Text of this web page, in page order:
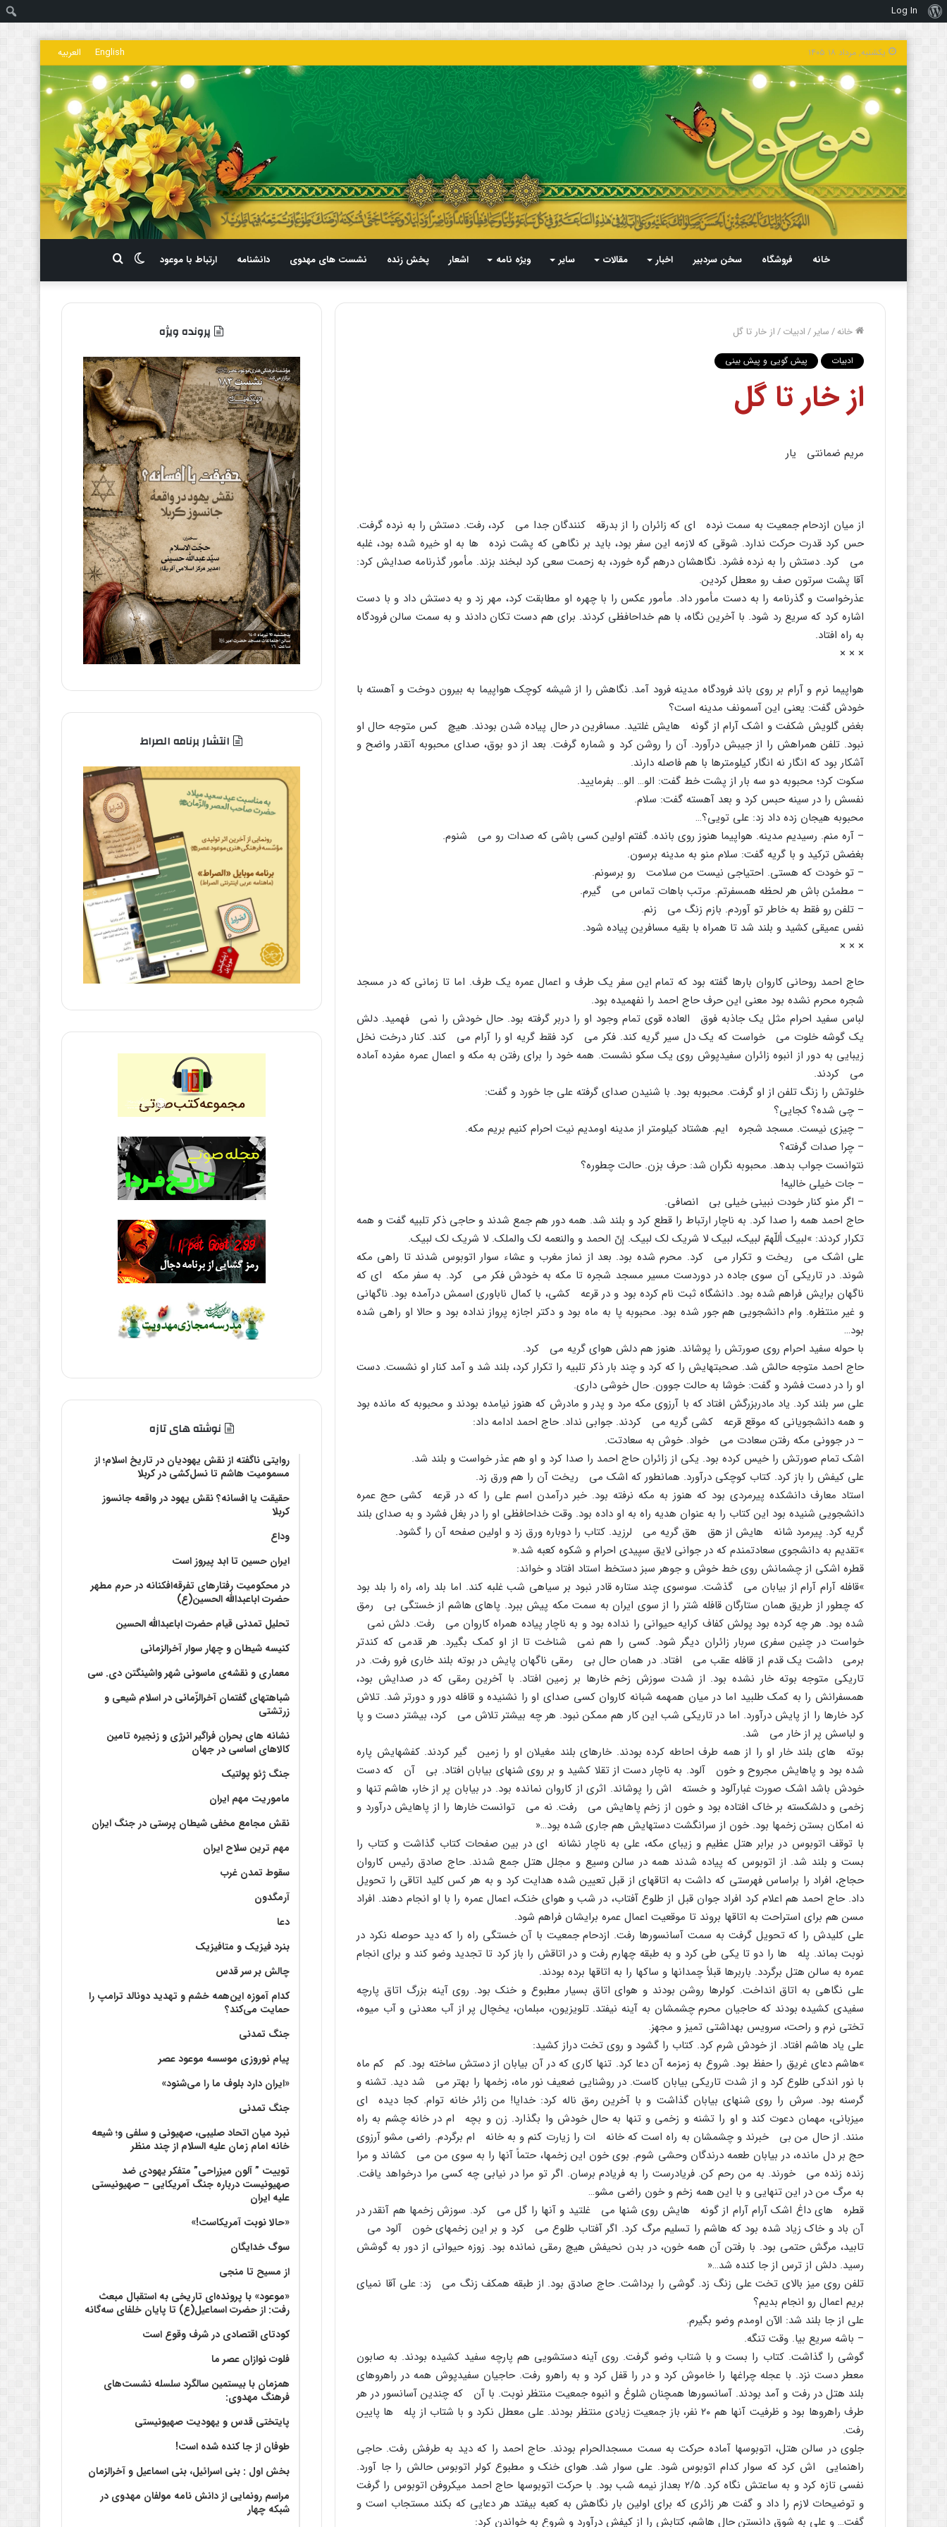
درباره
وردپرس
Log In
یکشنبه, مرداد ۱۸ ۱۴۰۵ English العربیه
خانه فروشگاه سخن سردبیر اخبار مقالات سایر ویژه نامه اشعار پخش زنده نشست های مهدوی دانشنامه ارتباط با موعود
برای
تغییر
پوسته
خانه/سایر /ادبیات/از خار تا گل
ادبیات پیش گویی و پیش بینی
از خار تا گل
مریم ضمانتى یار
از میان ازدحام جمعیت به سمت نرده اى که زائران را از بدرقه کنندگان جدا مى کرد، رفت. دستش را به نرده گرفت.
حس کرد قدرت حرکت ندارد. شوقى که لازمه این سفر بود، باید بر نگاهى که پشت نرده ها به او خیره شده بود، غلبه
مى کرد. دستش را به نرده فشرد. نگاهشان درهم گره خورد، به زحمت سعى کرد لبخند بزند. مأمور گذرنامه صدایش کرد:
آقا پشت سرتون صف رو معطل کردین.
عذرخواست و گذرنامه را به دست مأمور داد. مأمور عکس را با چهره او مطابقت کرد، مهر زد و به دستش داد و با دست
اشاره کرد که سریع رد شود. با آخرین نگاه، با هم خداحافظى کردند. براى هم دست تکان دادند و به سمت سالن فرودگاه
به راه افتاد.
× × ×
هواپیما نرم و آرام بر روى باند فرودگاه مدینه فرود آمد. نگاهش را از شیشه کوچک هواپیما به بیرون دوخت و آهسته با
خودش گفت: یعنى این آسمونف مدینه است؟
بغض گلویش شکفت و اشک آرام از گونه هایش غلتید. مسافرین در حال پیاده شدن بودند. هیچ کس متوجه حال او
نبود. تلفن همراهش را از جیبش درآورد. آن را روشن کرد و شماره گرفت. بعد از دو بوق، صداى محبوبه آنقدر واضح و
آشکار بود که انگار نه انگار کیلومترها با هم فاصله دارند.
سکوت کرد؛ محبوبه دو سه بار از پشت خط گفت: الو… الو… بفرمایید.
نفسش را در سینه حبس کرد و بعد آهسته گفت: سلام.
محبوبه هیجان زده داد زد: على تویى؟…
– آره منم. رسیدیم مدینه. هواپیما هنوز روى بانده. گفتم اولین کسى باشى که صدات رو مى شنوم.
بغضش ترکید و با گریه گفت: سلام منو به مدینه برسون.
– تو خودت که هستى. احتیاجى نیست من سلامت رو برسونم.
– مطمئن باش هر لحظه همسفرتم. مرتب باهات تماس مى گیرم.
– تلفن رو فقط به خاطر تو آوردم. بازم زنگ مى زنم.
نفس عمیقى کشید و بلند شد تا همراه با بقیه مسافرین پیاده شود.
× × ×
حاج احمد روحانى کاروان بارها گفته بود که تمام این سفر یک طرف و اعمال عمره یک طرف. اما تا زمانى که در مسجد
شجره محرم نشده بود معنى این حرف حاج احمد را نفهمیده بود.
لباس سفید احرام مثل یک جاذبه فوق العاده قوى تمام وجود او را دربر گرفته بود. حال خودش را نمى فهمید. دلش
یک گوشه خلوت مى خواست که یک دل سیر گریه کند. فکر مى کرد فقط گریه او را آرام مى کند. کنار درخت نخل
زیبایى به دور از انبوه زائران سفیدپوش روى یک سکو نشست. همه خود را براى رفتن به مکه و اعمال عمره مفرده آماده
مى کردند.
خلوتش را زنگ تلفن از او گرفت. محبوبه بود. با شنیدن صداى گرفته على جا خورد و گفت:
– چى شده؟ کجایى؟
– چیزى نیست. مسجد شجره ایم. هشتاد کیلومتر از مدینه اومدیم نیت احرام کنیم بریم مکه.
– چرا صدات گرفته؟
نتوانست جواب بدهد. محبوبه نگران شد: حرف بزن. حالت چطوره؟
– جات خیلى خالیه!
– اگر منو کنار خودت نبینى خیلى بى انصافى.
حاج احمد همه را صدا کرد. به ناچار ارتباط را قطع کرد و بلند شد. همه دور هم جمع شدند و حاجى ذکر تلبیه گفت و همه
تکرار کردند: »لبیک أللّهمّ لبیک، لبیک لا شریک لک لبیک. إنّ الحمد و والنعمه لک والملک. لا شریک لک لبیک.
على اشک مى ریخت و تکرار مى کرد. محرم شده بود. بعد از نماز مغرب و عشاء سوار اتوبوس شدند تا راهى مکه
شوند. در تاریکى آن سوى جاده در دوردست مسیر مسجد شجره تا مکه به خودش فکر مى کرد. به سفر مکه اى که
ناگهان برایش فراهم شده بود. دانشگاه ثبت نام کرده بود و در قرعه کشى، با کمال ناباورى اسمش درآمده بود. ناگهانى
و غیر منتظره. وام دانشجویى هم جور شده بود. محبوبه پا به ماه بود و دکتر اجازه پرواز نداده بود و حالا او راهى شده
بود…
با حوله سفید احرام روى صورتش را پوشاند. هنوز هم دلش هواى گریه مى کرد.
حاج احمد متوجه حالش شد. صحبتهایش را که کرد و چند بار ذکر تلبیه را تکرار کرد، بلند شد و آمد کنار او نشست. دست
او را در دست فشرد و گفت: خوشا به حالت جوون. حال خوشى دارى.
على سر بلند کرد. یاد مادربزرگش افتاد که با آرزوى مکه مرد و پدر و مادرش که هنوز نیامده بودند و محبوبه که مانده بود
و همه دانشجویانى که موقع قرعه کشى گریه مى کردند. جوابى نداد. حاج احمد ادامه داد:
– در جوونى مکه رفتن سعادت مى خواد. خوش به سعادتت.
اشک تمام صورتش را خیس کرده بود. یکى از زائران حاج احمد را صدا کرد و او هم عذر خواست و بلند شد.
على کیفش را باز کرد. کتاب کوچکى درآورد. همانطور که اشک مى ریخت آن را هم ورق زد.
استاد معارف دانشکده پیرمردى بود که هنوز به مکه نرفته بود. خبر درآمدن اسم على را که در قرعه کشى حج عمره
دانشجویى شنیده بود این کتاب را به عنوان هدیه راه به او داده بود. وقت خداحافظى او را در بغل فشرد و به صداى بلند
گریه کرد. پیرمرد شانه هایش از هق هق گریه مى لرزید. کتاب را دوباره ورق زد و اولین صفحه آن را گشود.
»تقدیم به دانشجوى سعادتمندم که در جوانى لایق سپیدى احرام و شکوه کعبه شد.«
قطره اشکى از چشمانش روى خط خوش و جوهر سبز دستخط استاد افتاد و خواند:
»قافله آرام آرام از بیابان مى گذشت. سوسوى چند ستاره قادر نبود بر سیاهى شب غلبه کند. اما بلد راه، راه را بلد بود
که چطور از طریق همان ستارگان قافله شتر را از سوى ایران به سمت مکه پیش ببرد. پاهاى هاشم از خستگى بى رمق
شده بود. هر چه کرده بود پولش کفاف کرایه حیوانى را نداده بود و به ناچار پیاده همراه کاروان مى رفت. دلش نمى
خواست در چنین سفرى سربار زائران دیگر شود. کسى را هم نمى شناخت تا از او کمک بگیرد. هر قدمى که کندتر
برمى داشت یک قدم از قافله عقب مى افتاد. در همان حال بى رمقى ناگهان پایش در بوته بلند خارى فرو رفت. در
تاریکى متوجه بوته خار نشده بود. از شدت سوزش زخم خارها بر زمین افتاد. با آخرین رمقى که در صدایش بود،
همسفرانش را به کمک طلبید اما در میان همهمه شبانه کاروان کسى صداى او را نشنیده و قافله دور و دورتر شد. تلاش
کرد خارها را از پایش درآورد. اما در تاریکى شب این کار هم ممکن نبود. هر چه بیشتر تلاش مى کرد، بیشتر دست و پا
و لباسش پر از خار مى شد.
بوته هاى بلند خار او را از همه طرف احاطه کرده بودند. خارهاى بلند مغیلان او را زمین گیر کردند. کفشهایش پاره
شده بود و پاهایش مجروح و خون آلود. به ناچار دست از تقلا کشید و بر روى شنهاى بیابان افتاد. بى آن که دست
خودش باشد اشک صورت غبارآلود و خسته اش را پوشاند. اثرى از کاروان نمانده بود. در بیابان پر از خار، هاشم تنها و
زخمى و دلشکسته بر خاک افتاده بود و خون از زخم پاهایش مى رفت. نه مى توانست خارها را از پاهایش درآورد و
نه امکان بستن زخمها بود. خون از سرانگشت دستهایش هم جارى شده بود…«
با توقف اتوبوس در برابر هتل عظیم و زیباى مکه، على به ناچار نشانه اى در بین صفحات کتاب گذاشت و کتاب را
بست و بلند شد. از اتوبوس که پیاده شدند همه در سالن وسیع و مجلل هتل جمع شدند. حاج صادق رئیس کاروان
حجاج، افراد را براساس فهرستى که داشت به اتاقهاى از قبل تعیین شده هدایت کرد و به هر کس کلید اتاقى را تحویل
داد. حاج احمد هم اعلام کرد افراد جوان قبل از طلوع آفتاب، در شب و هواى خنک، اعمال عمره را با او انجام دهند. افراد
مسن هم براى استراحت به اتاقها بروند تا موقعیت اعمال عمره برایشان فراهم شود.
على کلیدش را که تحویل گرفت به سمت آسانسورها رفت. ازدحام جمعیت با آن خستگى راه را که دید حوصله نکرد در
نوبت بماند. پله ها را دو تا یکى طى کرد و به طبقه چهارم رفت و در اتاقش را باز کرد تا تجدید وضو کند و براى انجام
عمره به سالن هتل برگردد. باربرها قبلاً چمدانها و ساکها را به اتاقها برده بودند.
على نگاهى به اتاق انداخت. کولرها روشن بودند و هواى اتاق بسیار مطبوع و خنک بود. روى آینه بزرگ اتاق پارچه
سفیدى کشیده بودند که حاجیان محرم چشمشان به آینه نیفتد. تلویزیون، مبلمان، یخچال پر از آب معدنى و آب میوه،
تختى نرم و راحت، سرویس بهداشتى تمیز و مجهز.
على یاد هاشم افتاد. از خودش شرم کرد. کتاب را گشود و روى تخت دراز کشید:
»هاشم دعاى غریق را حفظ بود. شروع به زمزمه آن دعا کرد. تنها کارى که در آن بیابان از دستش ساخته بود. کم کم ماه
با نور اندکى طلوع کرد و از شدت تاریکى بیابان کاست. در روشنایى ضعیف نور ماه، زخمها را بهتر مى شد دید. تشنه و
گرسنه بود. سرش را روى شنهاى بیابان گذاشت و با آخرین رمق ناله کرد: خدایا! من زائر خانه توام. کجا دیده اى
میزبانى، مهمان دعوت کند و او را تشنه و زخمى و تنها به حال خودش وا بگذارد. زن و بچه ام در خانه چشم به راه
منند. از حال من بى خبرند و چشمشان به راه است که خانه ات را زیارت کنم و به خانه ام برگردم. راضى مشو آرزوى
حج بر دل مانده، در بیابان طعمه درندگان وحشى شوم. بوى خون این زخمها، حتماً آنها را به سوى من مى کشاند و مرا
زنده زنده مى خورند. به من رحم کن. فریادرست را به فریادم برسان. اگر تو مرا در نیابى چه کسى مرا درخواهد یافت.
به مرگ من در این تنهایى و با این همه زخم و خون راضى مشو…
قطره هاى داغ اشک آرام آرام از گونه هایش روى شنها مى غلتید و آنها را گل مى کرد. سوزش زخمها هم آنقدر در
آن باد و خاک زیاد شده بود که هاشم را تسلیم مرگ کرد. اگر آفتاب طلوع مى کرد و بر این زخمهاى خون آلود مى
تابید، مرگش حتمى بود. با رفتن آن همه خون، در بدن نحیفش هیچ رمقى نمانده بود. زوزه حیوانى از دور به گوشش
رسید. دلش از ترس از جا کنده شد…«
تلفن روى میز بالاى تخت على زنگ زد. گوشى را برداشت. حاج صادق بود. از طبقه همکف زنگ مى زد: على آقا نمیاى
بریم اعمال رو انجام بدیم؟
على از جا بلند شد: الآن اومدم وضو بگیرم.
– باشه سریع بیا. وقت تنگه.
گوشى را گذاشت. کتاب را بست و با شتاب وضو گرفت. روى آینه دستشویى هم پارچه سفید کشیده بودند. به صابون
معطر دست نزد. با عجله چراغها را خاموش کرد و در را قفل کرد و به راهرو رفت. حاجیان سفیدپوش همه در راهروهاى
بلند هتل در رفت و آمد بودند. آسانسورها همچنان شلوغ و انبوه جمعیت منتظر نوبت. با آن که چندین آسانسور در هر
طرف راهروها بود و ظرفیت آنها هم ۲۰ نفر، باز جمعیت زیادى منتظر بودند. على معطل نکرد و با شتاب از پله ها پایین
رفت.
جلوى در سالن هتل، اتوبوسها آماده حرکت به سمت مسجدالحرام بودند. حاج احمد را که دید به طرفش رفت. حاجى
راهنمایى اش کرد که سوار کدام اتوبوس شود. على سوار شد. هواى خنک و مطبوع کولر اتوبوس حالش را جا آورد.
نفسى تازه کرد و به ساعتش نگاه کرد. ۲/۵ بعداز نیمه شب بود. با حرکت اتوبوسها حاج احمد میکروفن اتوبوس را گرفت
و توضیحات لازم را داد و گفت هر زائرى که براى اولین بار نگاهش به کعبه بیفتد هر دعایى که بکند مستجاب است و
گفت… و على به شوق دانستن حال هاشم، کتابش را از کیفش درآورد و شروع به خواندن کرد:
پرونده ویژه
انتشار برنامه الصراط
نوشته های تازه
روایتی ناگفته از نقش یهودیان در تاریخ اسلام؛ از
مسمومیت هاشم تا نسل‌کشی در کربلا
حقیقت یا افسانه؟‌ نقش یهود در واقعه جانسوز
کربلا
وداع
ایران حسین تا ابد پیروز است
در محکومیت رفتارهای تفرقه‌افکنانه در حرم مطهر
حضرت اباعبدالله الحسین(ع)
تحلیل تمدنی قیام حضرت اباعبدالله الحسین
کنیسه شیطان و چهار سوار آخرالزمانی
معماری و نقشه‌ی ماسونی شهر واشينگتن دی. سی
شباهتهای گفتمان آخر‌الزّمانی در اسلام شیعی و
زرتشتی
نشانه های بحران فراگیر انرژی و زنجیره تامین
کالاهای اساسی در جهان
جنگ ژئو پولتیک
ماموریت مهم ایران
نقش مجامع مخفی شیطان پرستی در جنگ ایران
مهم ترین سلاح ایران
سقوط تمدن غرب
آرمگدون
دعا
بنرد فیزیک و متافیزیک
چالش بر سر قدس
کدام آموزه این‌همه خشم و تهدید دونالد ترامپ را
حمایت می‌کند؟
جنگ تمدنی
پیام نوروزی موسسه موعود عصر
«ایران دارد بلوف ما را می‌شنود»
جنگ تمدنی
نبرد میان اتحاد صلیبی، صهیونی و سلفی و؛ شیعه
خانه امام زمان علیه السلام از چند منظر
توییت ” آلون میزراحی” متفکر یهودی ضد
صهیونیست درباره جنگ آمریکایی – صهیونیستی
علیه ایران
«حالا نوبت آمریکاست!»
سوگ خدایگان
از مسیح تا منجی
«موعود» با پرونده‌ای تاریخی به استقبال مبعث
رفت: از حضرت اسماعیل(ع) تا پایان خلفای سه‌گانه
کودتای اقتصادی در شرف وقوع است
فلوت نوازان عصر ما
همزمان با بیستمین سالگرد سلسله نشست‌های
فرهنگ مهدوی:‌
پایتختی قدس و یهودیت صهیونیستی
طوفان از جا کنده شده است!
بخش اول : بنی اسرائیل، بنی اسماعیل و آخرالزمان
مراسم رونمایی از دانش نامه مولفان مهدوی در
شبکه چهار